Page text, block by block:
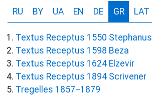
RU BY UA EN DE GR LAT
Textus Receptus 1550 Stephanus
Textus Receptus 1598 Beza
Textus Receptus 1624 Elzevir
Textus Receptus 1894 Scrivener
Tregelles 1857−1879